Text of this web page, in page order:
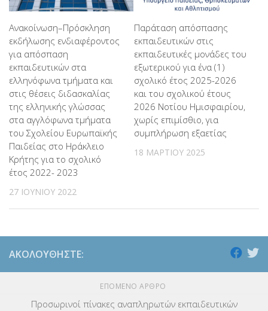
Ανακοίνωση–Πρόσκληση
εκδήλωσης ενδιαφέροντος
για απόσπαση
εκπαιδευτικών στα
ελληνόφωνα τμήματα και
στις θέσεις διδασκαλίας
της ελληνικής γλώσσας
στα αγγλόφωνα τμήματα
του Σχολείου Ευρωπαϊκής
Παιδείας στο Ηράκλειο
Κρήτης για το σχολικό
έτος 2022- 2023
27 ΙΟΥΝΊΟΥ 2022
Παράταση απόσπασης
εκπαιδευτικών στις
εκπαιδευτικές μονάδες του
εξωτερικού για ένα (1)
σχολικό έτος 2025-2026
και του σχολικού έτους
2026 Νοτίου Ημισφαιρίου,
χωρίς επιμίσθιο, για
συμπλήρωση εξαετίας
18 ΜΑΡΤΊΟΥ 2025
ΑΚΟΛΟΥΘΉΣΤΕ:
ΕΠΌΜΕΝΟ ΆΡΘΡΟ
Προσωρινοί πίνακες αναπληρωτών εκπαιδευτικών